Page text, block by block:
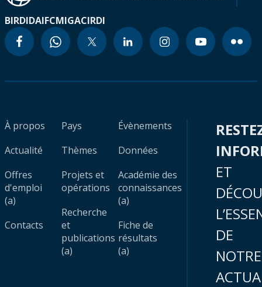
BIRDIDAIFCMIGACIRDI
À propos
Actualité
Offres
d'emploi
(a)
Contacts
Pays
Thèmes
Projets et
opérations
Recherche
et
publications
(a)
Évènements
Données
Académie des
connaissances
(a)
Fiche de
résultats
(a)
ET
DE
NOTRE